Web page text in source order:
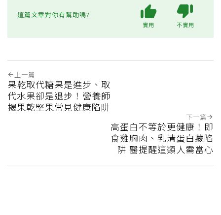
這篇文章對你有幫助嗎?
實用 不實用
上一篇
果乾取代糖果是進步、取
代水果卻是退步！營養師
揭果乾堅果常見健康陷阱
下一篇
高蛋白不等於更健康！即
食雞胸肉、乳清蛋白藏陷
阱 醫提醒這類人需當心